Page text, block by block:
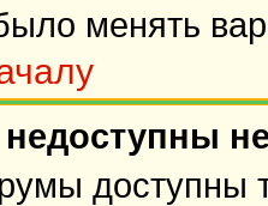
менять
доступны